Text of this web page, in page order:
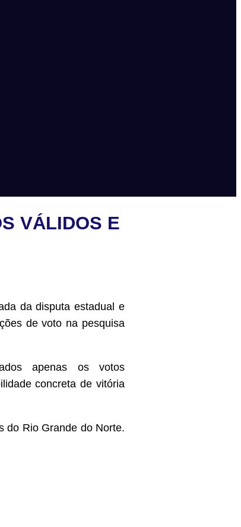
VÁLIDOS E
da disputa estadual e
de voto na pesquisa
apenas os votos
concreta de vitória
do Rio Grande do Norte.